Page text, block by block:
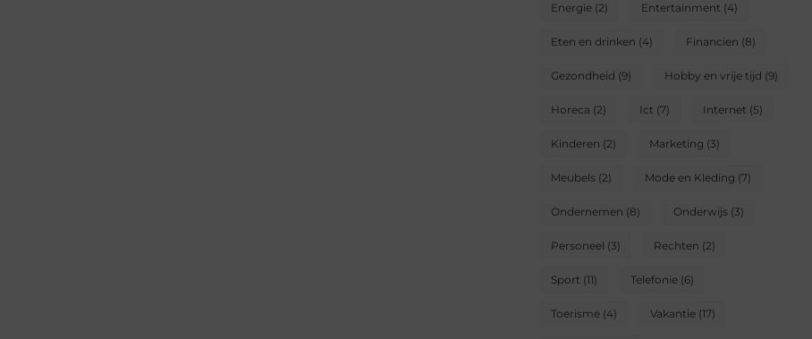
Energie (2) Entertainment (4)
Eten en drinken (4) Financien (8)
Gezondheid (9) Hobby en vrije tijd (9)
Horeca (2) Ict (7) Internet (5)
Kinderen (2) Marketing (3)
Meubels (2) Mode en Kleding (7)
Ondernemen (8) Onderwijs (3)
Personeel (3) Rechten (2)
Sport (11) Telefonie (6)
Toerisme (4) Vakantie (17)